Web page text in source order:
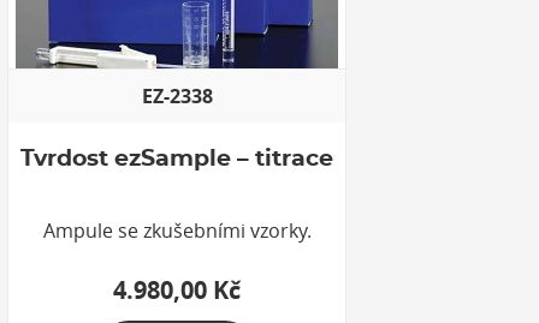
EZ-2338
Tvrdost ezSample – titrace
Ampule se zkušebními vzorky.
4.980,00 Kč